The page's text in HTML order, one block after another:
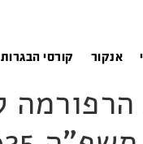
אנקור קורסי הבגרות